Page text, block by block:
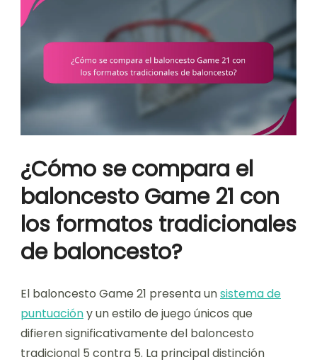
¿Cómo se compara el
baloncesto Game 21 con
los formatos tradicionales
de baloncesto?
El baloncesto Game 21 presenta unsistema de
puntuacióny un estilo de juego únicos que
difieren significativamente del baloncesto
tradicional 5 contra 5. La principal distinción